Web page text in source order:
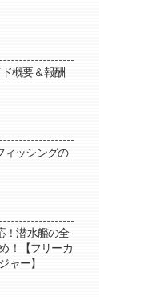
概要＆報酬
ィッシングの
！潜水艦の全
！【フリーカ
ャー】